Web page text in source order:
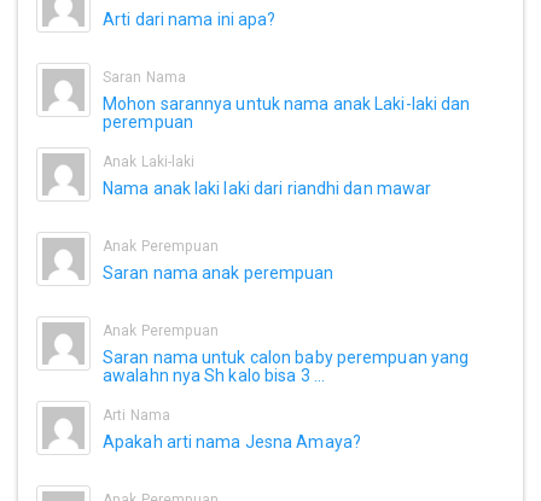
Arti dari nama ini apa?
Saran Nama
Mohon sarannya untuk nama anak Laki-laki dan
perempuan
Anak Laki-laki
Nama anak laki laki dari riandhi dan mawar
Anak Perempuan
Saran nama anak perempuan
Anak Perempuan
Saran nama untuk calon baby perempuan yang
awalahn nya Sh kalo bisa 3 ...
Arti Nama
Apakah arti nama Jesna Amaya?